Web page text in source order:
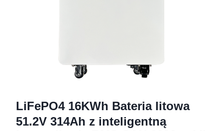
LiFePO4 16KWh Bateria litowa
51.2V 314Ah z inteligentną